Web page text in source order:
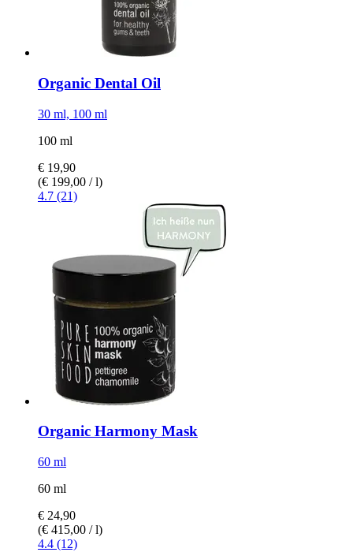
Organic Dental Oil
30 ml, 100 ml
100 ml
€ 19,90
(€ 199,00 / l)
4.7 (21)
Organic Harmony Mask
60 ml
60 ml
€ 24,90
(€ 415,00 / l)
4.4 (12)